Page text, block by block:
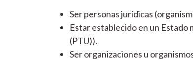
Ser personas jurídicas
Estar establecido en un Estado
(PTU)).
Ser organizaciones u